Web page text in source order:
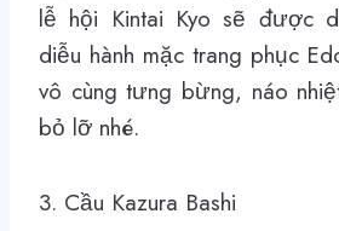
lễ hội Kintai Kyo sẽ được
diễu hành mặc trang phục
vô cùng tưng bừng, náo
bỏ lỡ nhé.
3. Cầu Kazura Bashi